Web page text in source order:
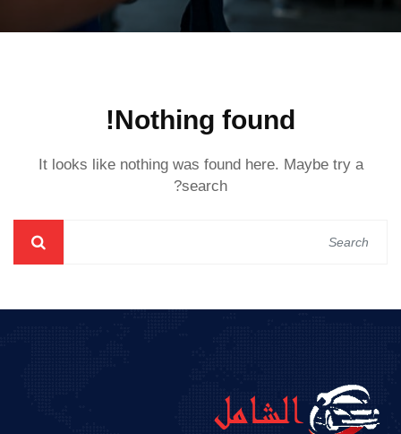
Nothing found!
It looks like nothing was found here. Maybe try a
search?